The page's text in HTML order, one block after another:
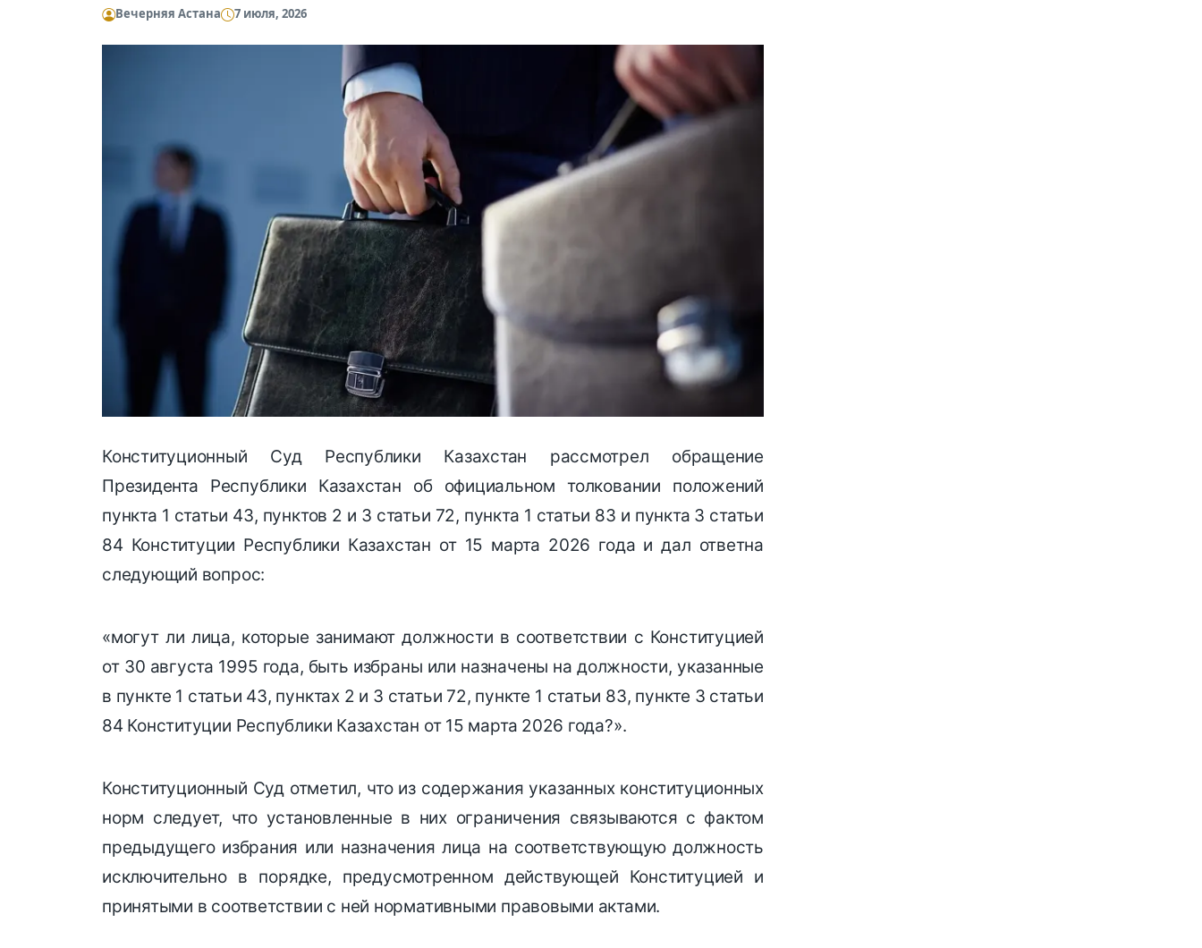
Вечерняя Астана 7 июля, 2026
Конституционный Суд Республики Казахстан рассмотрел обращение
Президента Республики Казахстан об официальном толковании положений
пункта 1 статьи 43, пунктов 2 и 3 статьи 72, пункта 1 статьи 83 и пункта 3 статьи
84 Конституции Республики Казахстан от 15 марта 2026 года и дал ответна
следующий вопрос:
«могут ли лица, которые занимают должности в соответствии с Конституцией
от 30 августа 1995 года, быть избраны или назначены на должности, указанные
в пункте 1 статьи 43, пунктах 2 и 3 статьи 72, пункте 1 статьи 83, пункте 3 статьи
84 Конституции Республики Казахстан от 15 марта 2026 года?».
Конституционный Суд отметил, что из содержания указанных конституционных
норм следует, что установленные в них ограничения связываются с фактом
предыдущего избрания или назначения лица на соответствующую должность
исключительно в порядке, предусмотренном действующей Конституцией и
принятыми в соответствии с ней нормативными правовыми актами.